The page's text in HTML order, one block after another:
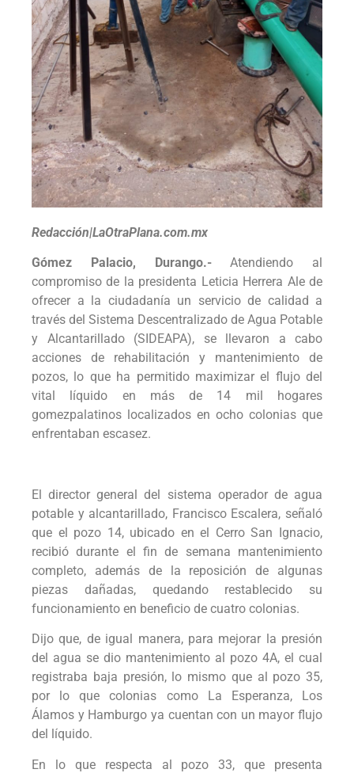
Redacción|LaOtraPlana.com.mx
Gómez Palacio, Durango.-Atendiendo al
compromiso de la presidenta Leticia Herrera Ale de
ofrecer a la ciudadanía un servicio de calidad a
través del Sistema Descentralizado de Agua Potable
y Alcantarillado (SIDEAPA), se llevaron a cabo
acciones de rehabilitación y mantenimiento de
pozos, lo que ha permitido maximizar el flujo del
vital líquido en más de 14 mil hogares
gomezpalatinos localizados en ocho colonias que
enfrentaban escasez.
El director general del sistema operador de agua
potable y alcantarillado, Francisco Escalera, señaló
que el pozo 14, ubicado en el Cerro San Ignacio,
recibió durante el fin de semana mantenimiento
completo, además de la reposición de algunas
piezas dañadas, quedando restablecido su
funcionamiento en beneficio de cuatro colonias.
Dijo que, de igual manera, para mejorar la presión
del agua se dio mantenimiento al pozo 4A, el cual
registraba baja presión, lo mismo que al pozo 35,
por lo que colonias como La Esperanza, Los
Álamos y Hamburgo ya cuentan con un mayor flujo
del líquido.
En lo que respecta al pozo 33, que presenta